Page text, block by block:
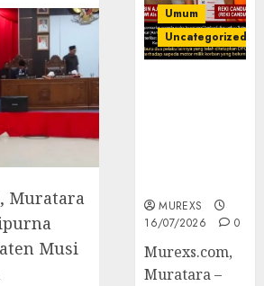
Muratara
Musi
Umum
Uncategorized
MUREXS
16/07/2026
0
Murexs.com,
Muratara –